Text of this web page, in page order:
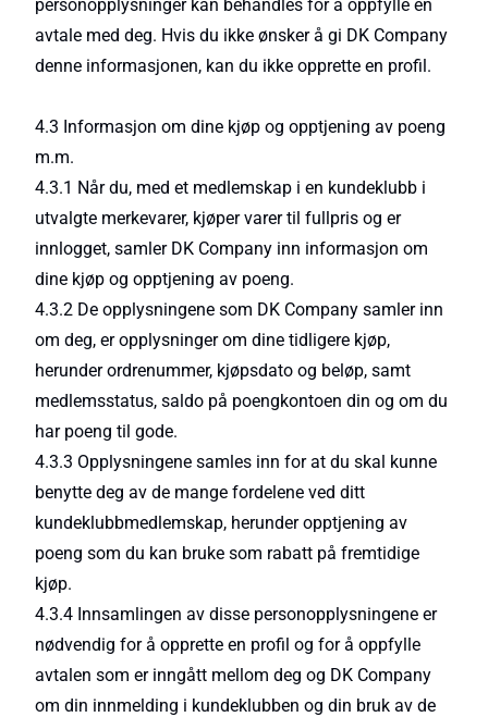
personopplysninger kan behandles for å oppfylle en
avtale med deg. Hvis du ikke ønsker å gi DK Company
denne informasjonen, kan du ikke opprette en profil.
4.3 Informasjon om dine kjøp og opptjening av poeng
m.m.
4.3.1 Når du, med et medlemskap i en kundeklubb i
utvalgte merkevarer, kjøper varer til fullpris og er
innlogget, samler DK Company inn informasjon om
dine kjøp og opptjening av poeng.
4.3.2 De opplysningene som DK Company samler inn
om deg, er opplysninger om dine tidligere kjøp,
herunder ordrenummer, kjøpsdato og beløp, samt
medlemsstatus, saldo på poengkontoen din og om du
har poeng til gode.
4.3.3 Opplysningene samles inn for at du skal kunne
benytte deg av de mange fordelene ved ditt
kundeklubbmedlemskap, herunder opptjening av
poeng som du kan bruke som rabatt på fremtidige
kjøp.
4.3.4 Innsamlingen av disse personopplysningene er
nødvendig for å opprette en profil og for å oppfylle
avtalen som er inngått mellom deg og DK Company
om din innmelding i kundeklubben og din bruk av de